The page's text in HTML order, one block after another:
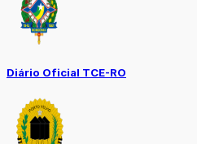
Diário Oficial TCE-RO